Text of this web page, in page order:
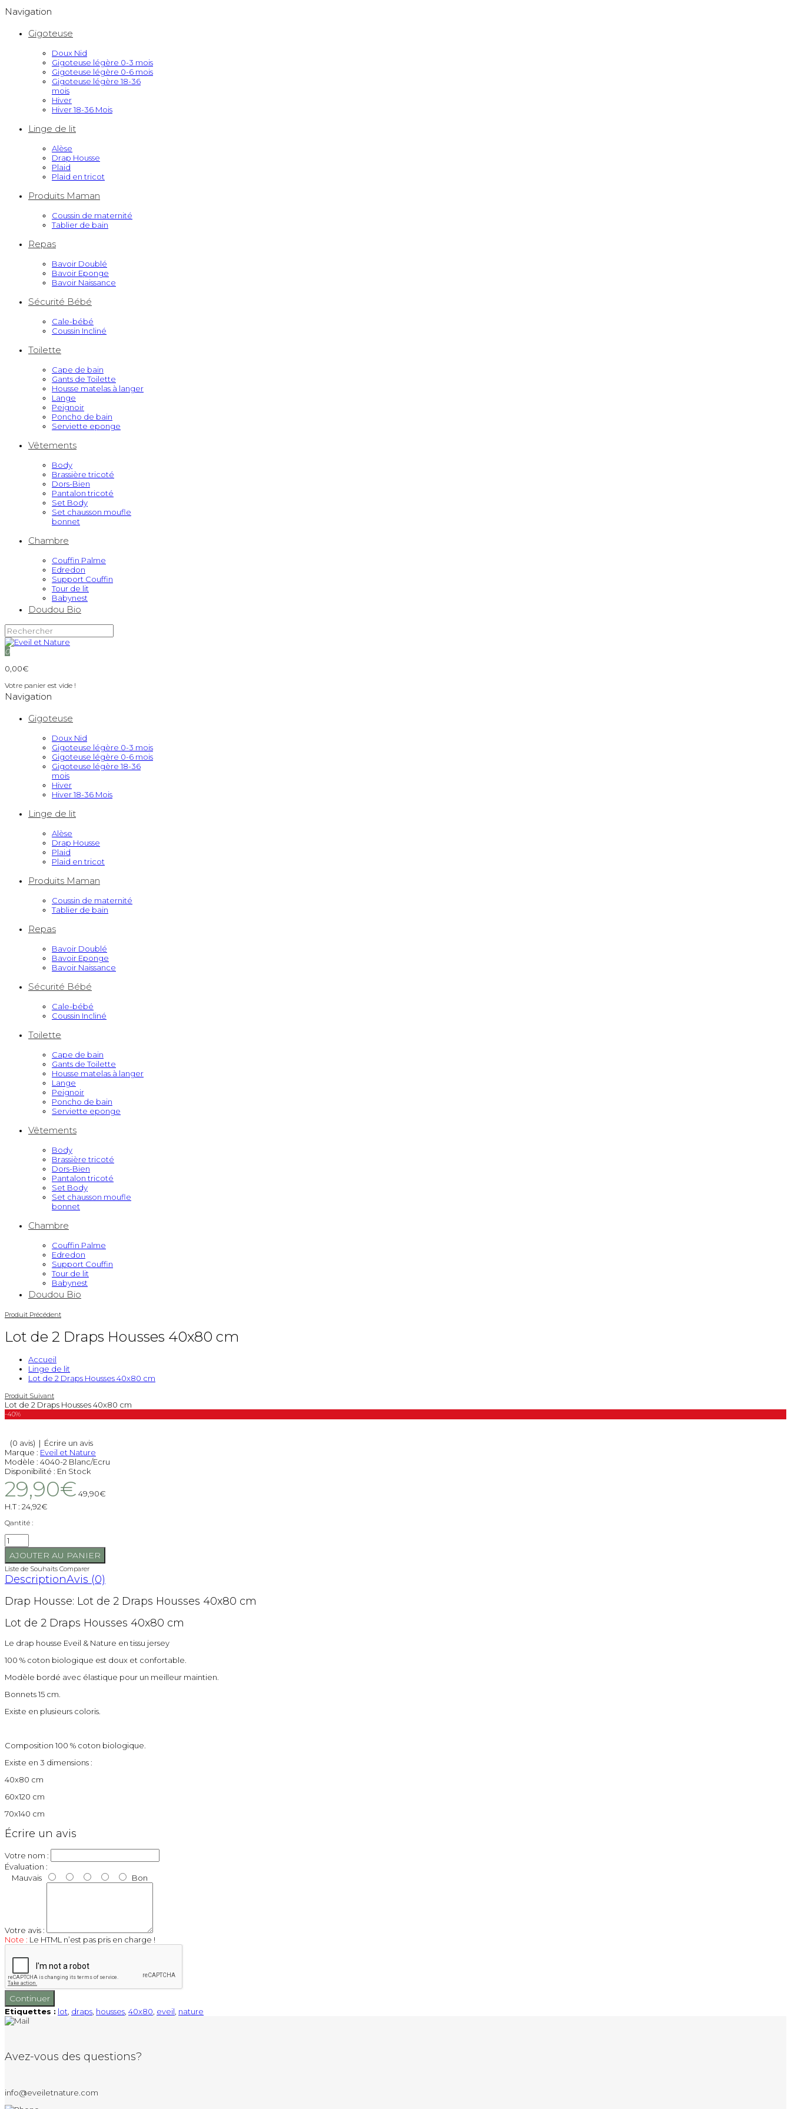
Navigation
Gigoteuse
Doux Nid
Gigoteuse légère 0-3 mois
Gigoteuse légère 0-6 mois
Gigoteuse légère 18-36
mois
Hiver
Hiver 18-36 Mois
Linge de lit
Alèse
Drap Housse
Plaid
Plaid en tricot
Produits Maman
Coussin de maternité
Tablier de bain
Repas
Bavoir Doublé
Bavoir Eponge
Bavoir Naissance
Sécurité Bébé
Cale-bébé
Coussin Incliné
Toilette
Cape de bain
Gants de Toilette
Housse matelas à langer
Lange
Peignoir
Poncho de bain
Serviette eponge
Vêtements
Body
Brassière tricoté
Dors-Bien
Pantalon tricoté
Set Body
Set chausson moufle
bonnet
Chambre
Couffin Palme
Edredon
Support Couffin
Tour de lit
Babynest
Doudou Bio
0
0,00€
Votre panier est vide !
Navigation
Gigoteuse
Doux Nid
Gigoteuse légère 0-3 mois
Gigoteuse légère 0-6 mois
Gigoteuse légère 18-36
mois
Hiver
Hiver 18-36 Mois
Linge de lit
Alèse
Drap Housse
Plaid
Plaid en tricot
Produits Maman
Coussin de maternité
Tablier de bain
Repas
Bavoir Doublé
Bavoir Eponge
Bavoir Naissance
Sécurité Bébé
Cale-bébé
Coussin Incliné
Toilette
Cape de bain
Gants de Toilette
Housse matelas à langer
Lange
Peignoir
Poncho de bain
Serviette eponge
Vêtements
Body
Brassière tricoté
Dors-Bien
Pantalon tricoté
Set Body
Set chausson moufle
bonnet
Chambre
Couffin Palme
Edredon
Support Couffin
Tour de lit
Babynest
Doudou Bio
Produit Précédent
Lot de 2 Draps Housses 40x80 cm
Accueil
Linge de lit
Lot de 2 Draps Housses 40x80 cm
Produit Suivant
Lot de 2 Draps Housses 40x80 cm
-40%
(0 avis) | Écrire un avis
Marque : Eveil et Nature
Modèle : 4040-2 Blanc/Ecru
Disponibilité : En Stock
29,90€ 49,90€
H.T : 24,92€
Qantité :
Liste de Souhaits Comparer
DescriptionAvis (0)
Drap Housse: Lot de 2 Draps Housses 40x80 cm
Lot de 2 Draps Housses 40x80 cm
Le drap housse Eveil & Nature en tissu jersey
100 % coton biologique est doux et confortable.
Modèle bordé avec élastique pour un meilleur maintien.
Bonnets 15 cm.
Existe en plusieurs coloris.
Composition 100 % coton biologique.
Existe en 3 dimensions :
40x80 cm
60x120 cm
70x140 cm
Écrire un avis
Votre nom :
Évaluation :
Mauvais
Bon
Votre avis :
Note : Le HTML n’est pas pris en charge !
Continuer
Etiquettes : lot draps housses 40x80 eveil nature
Avez-vous des questions?
info@eveiletnature.com